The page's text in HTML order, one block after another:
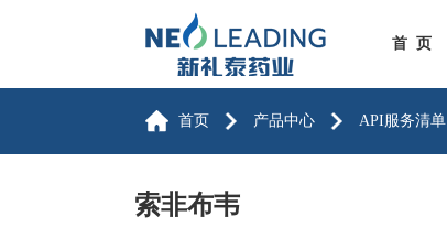
首 页
首页 产品中心 API服务清单
索非布韦